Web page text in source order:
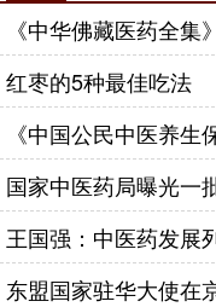
《中华佛藏医药全集
红枣的5种最佳吃法
《中国公民中医养
国家中医药局曝光一
王国强：中医药发展
东盟国家驻华大使在